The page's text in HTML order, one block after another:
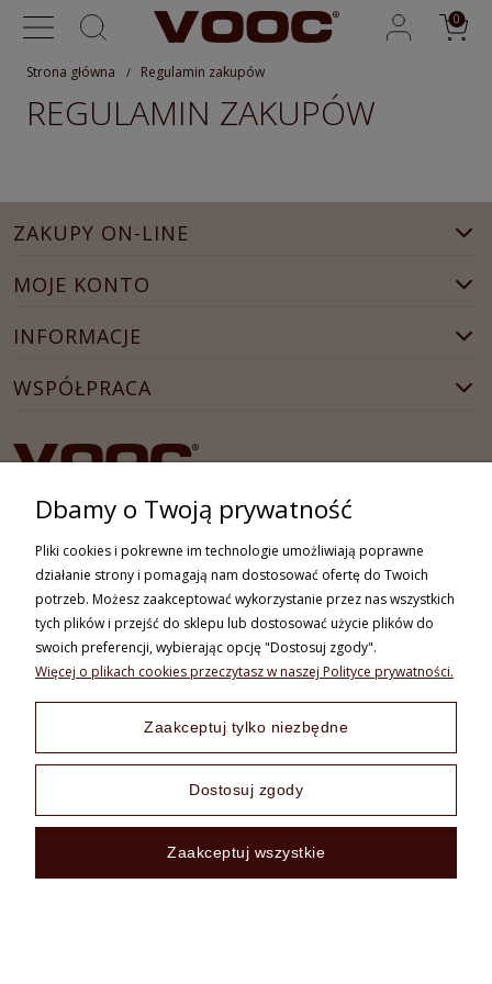
Strona główna Regulamin zakupów
REGULAMIN ZAKUPÓW
ZAKUPY ON-LINE
MOJE KONTO
INFORMACJE
WSPÓŁPRACA
+48 730 838 789
sklep@vooc.pl
Realizacja:Gabiec.pl|Sklep internetowy Shoper.pl
Dbamy o Twoją prywatność
Pliki cookies i pokrewne im technologie umożliwiają poprawne
działanie strony i pomagają nam dostosować ofertę do Twoich
potrzeb. Możesz zaakceptować wykorzystanie przez nas wszystkich
tych plików i przejść do sklepu lub dostosować użycie plików do
swoich preferencji, wybierając opcję "Dostosuj zgody".
Więcej o plikach cookies przeczytasz w naszej Polityce prywatności.
Zaakceptuj tylko niezbędne
Dostosuj zgody
Zaakceptuj wszystkie